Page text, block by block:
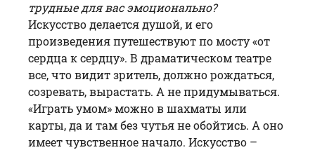
трудные для вас эмоционально?
Искусство делается душой, и его
произведения путешествуют по мосту «от
сердца к сердцу». В драматическом театре
все, что видит зритель, должно рождаться,
созревать, вырастать. А не придумываться.
«Играть умом» можно в шахматы или
карты, да и там без чутья не обойтись. А оно
имеет чувственное начало. Искусство –